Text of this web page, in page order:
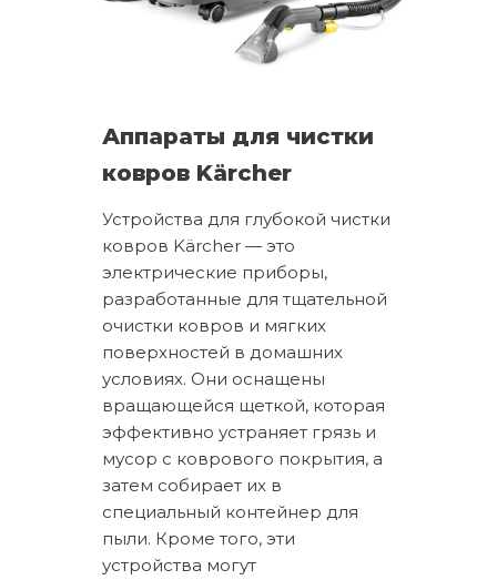
Аппараты для чистки
ковров Kärcher
Устройства для глубокой чистки
ковров Kärcher — это
электрические приборы,
разработанные для тщательной
очистки ковров и мягких
поверхностей в домашних
условиях. Они оснащены
вращающейся щеткой, которая
эффективно устраняет грязь и
мусор с коврового покрытия, а
затем собирает их в
специальный контейнер для
пыли. Кроме того, эти
устройства могут